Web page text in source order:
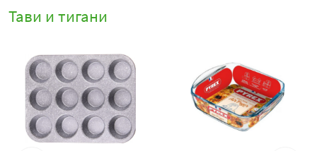
Тави и тигани